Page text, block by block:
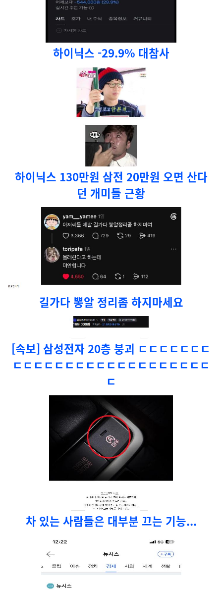
하이닉스 -29.9% 대참사
하이닉스 130만원 삼전 20만원 오면 산다
던 개미들 근황
길가다 뽕알 정리좀 하지마세요
[속보] 삼성전자 20층 붕괴 ㄷㄷㄷㄷㄷㄷㄷ
ㄷㄷㄷㄷㄷㄷㄷㄷㄷㄷㄷㄷㄷㄷㄷㄷㄷㄷㄷ
ㄷ
차 있는 사람들은 대부분 끄는 기능...